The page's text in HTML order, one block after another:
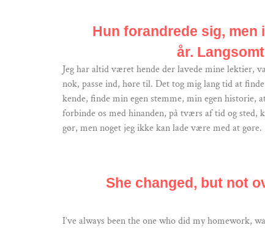
Hun forandrede sig, men
år.
Jeg har altid været hende der lavede mine lektier,
nok, passe ind, høre til. Det tog mig lang tid at
kende, finde min egen stemme, min egen historie,
forbinde os med hinanden, på tværs af tid og
gør, men noget jeg ikke kan lade være med at gøre.
She changed, but not
I’ve always been the one who did my homework,